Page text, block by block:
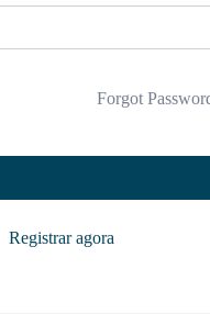
Forgot
Registrar agora